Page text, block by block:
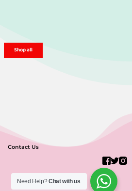
Shop all
Contact Us
Need Help?Chat with us